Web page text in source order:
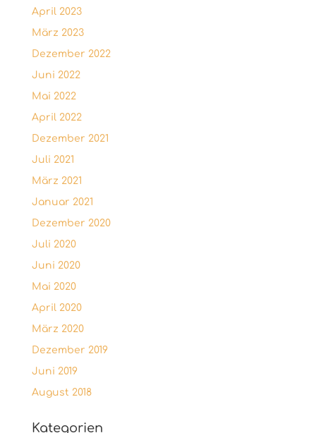
April 2023
März 2023
Dezember 2022
Juni 2022
Mai 2022
April 2022
Dezember 2021
Juli 2021
März 2021
Januar 2021
Dezember 2020
Juli 2020
Juni 2020
Mai 2020
April 2020
März 2020
Dezember 2019
Juni 2019
August 2018
Kategorien